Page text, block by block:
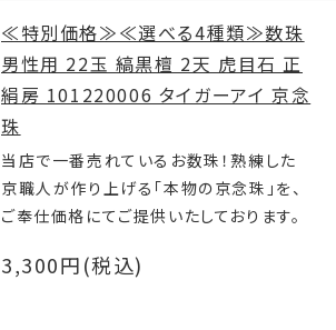
≪特別価格≫≪選べる4種類≫数珠
男性用 22玉 縞黒檀 2天 虎目石 正
絹房 101220006 タイガーアイ 京念
珠
当店で一番売れているお数珠！熟練した
京職人が作り上げる「本物の京念珠」を、
ご奉仕価格にてご提供いたしております。
3,300円(税込)